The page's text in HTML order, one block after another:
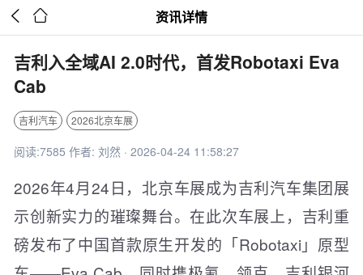
  资讯详情
吉利入全域AI 2.0时代，首发Robotaxi Eva
Cab
吉利汽车 2026北京车展
阅读:7585 作者: 刘然 · 2026-04-24 11:58:27
2026年4月24日，北京车展成为吉利汽车集团展
示创新实力的璀璨舞台。在此次车展上，吉利重
磅发布了中国首款原生开发的「Robotaxi」原型